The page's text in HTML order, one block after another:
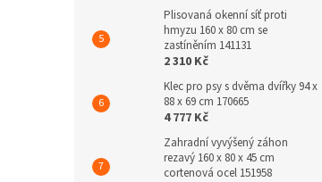
Plisovaná okenní síť proti
hmyzu 160 x 80 cm se
zastíněním 141131
2 310 Kč
Klec pro psy s dvěma dvířky 94 x
88 x 69 cm 170665
4 777 Kč
Zahradní vyvýšený záhon
rezavý 160 x 80 x 45 cm
cortenová ocel 151958